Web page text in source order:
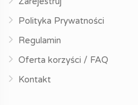
Polityka Prywatności
Regulamin
Oferta korzyści / FAQ
Kontakt